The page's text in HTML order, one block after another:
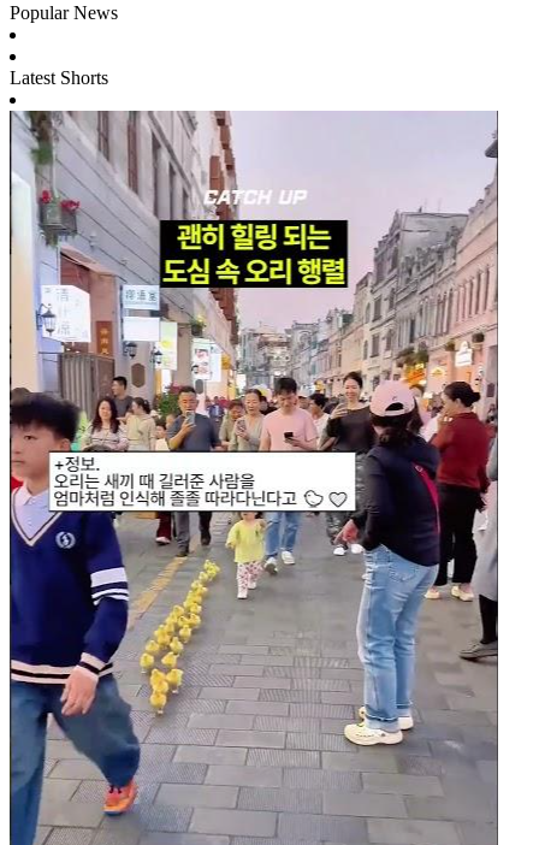
Popular News
Latest Shorts